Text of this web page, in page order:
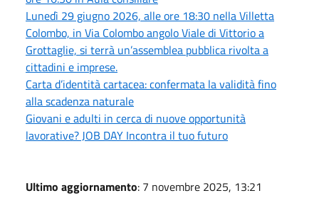
Lunedì 29 giugno 2026, alle ore 18:30 nella Villetta
Colombo, in Via Colombo angolo Viale di Vittorio a
Grottaglie, si terrà un’assemblea pubblica rivolta a
cittadini e imprese.
Carta d’identità cartacea: confermata la validità fino
alla scadenza naturale
Giovani e adulti in cerca di nuove opportunità
lavorative? JOB DAY Incontra il tuo futuro
Ultimo aggiornamento: 7 novembre 2025, 13:21